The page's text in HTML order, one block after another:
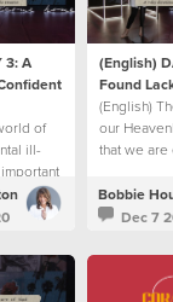
3: A
of
ill-
that is
rest.
(English)
Found
(English)
our
that we
Bobbie
Dec 7